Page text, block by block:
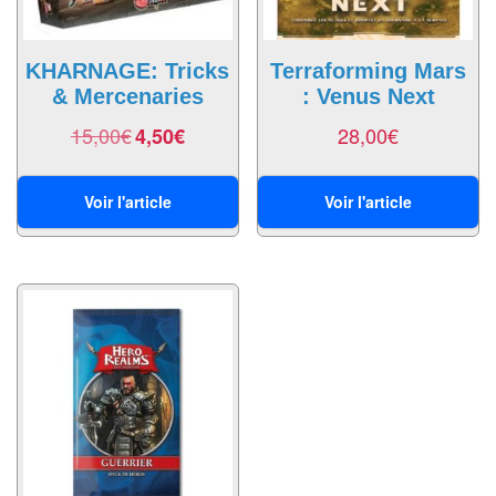
jeux
multijeux
Cartes
traditionnelles
Maquettes
Dames
Chinoises
KHARNAGE: Tricks
& Mercenaries
15,00€4,50€
Voir l'article
Terraforming Mars
: Venus Next
28,00€
Voir l'article